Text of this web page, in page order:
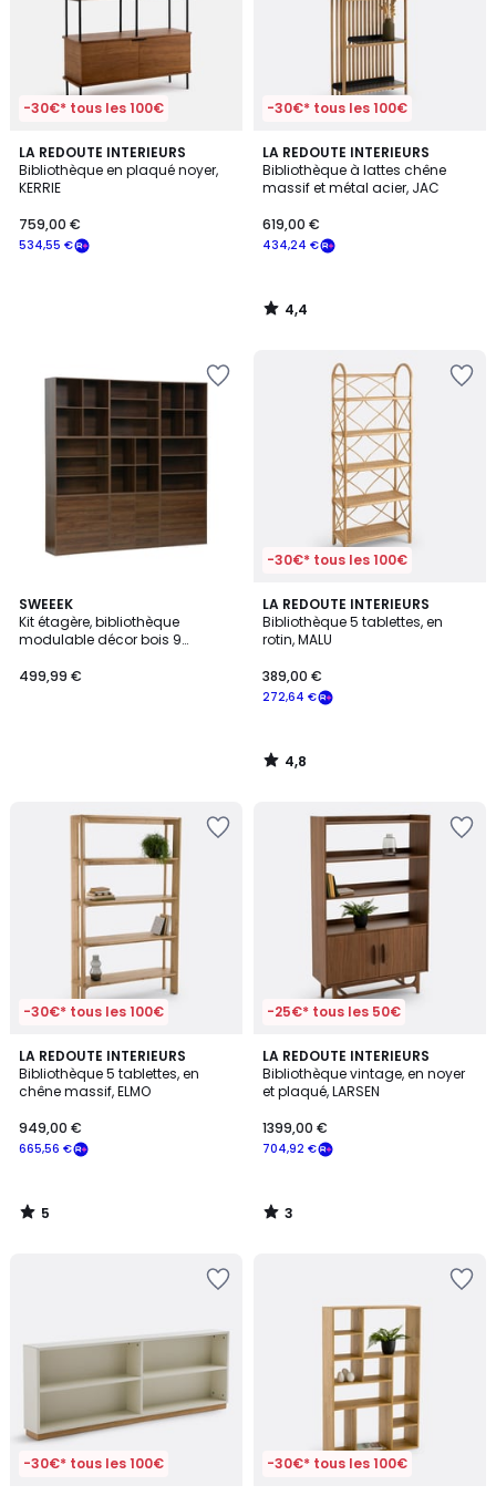
-30€* tous les 100€
LA REDOUTE INTERIEURS
Bibliothèque en plaqué noyer,
KERRIE
534,55 €
759,00 €
-30€* tous les 100€
LA REDOUTE INTERIEURS
Bibliothèque à lattes chêne
massif et métal acier, JAC
434,24 €
619,00 €
4,4
/ 5
4,4
/
SWEEEK
Kit étagère, bibliothèque
modulable décor bois 9
499,99 €
-30€* tous les 100€
LA REDOUTE INTERIEURS
Bibliothèque 5 tablettes, en
rotin, MALU
272,64 €
389,00 €
4,8
/ 5
4,8
/
-30€* tous les 100€
LA REDOUTE INTERIEURS
Bibliothèque 5 tablettes, en
chêne massif, ELMO
665,56 €
949,00 €
5
/
5
5
/
-25€* tous les 50€
LA REDOUTE INTERIEURS
Bibliothèque vintage, en noyer
et plaqué, LARSEN
704,92 €
1399,00 €
3
/
5
3
/
-30€* tous les 100€ -30€* tous les 100€